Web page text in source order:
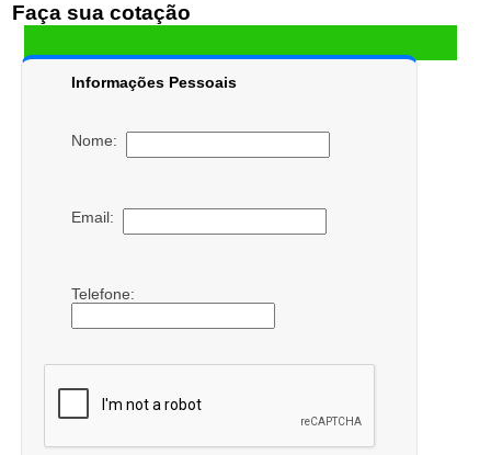
Faça sua cotação
Informações Pessoais
Nome:
Email:
Telefone: